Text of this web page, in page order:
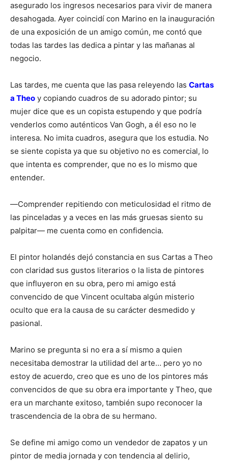
asegurado los ingresos necesarios para vivir de manera
desahogada. Ayer coincidí con Marino en la inauguración
de una exposición de un amigo común, me contó que
todas las tardes las dedica a pintar y las mañanas al
negocio.
Las tardes, me cuenta que las pasa releyendo las Cartas
a Theo y copiando cuadros de su adorado pintor; su
mujer dice que es un copista estupendo y que podría
venderlos como auténticos Van Gogh, a él eso no le
interesa. No imita cuadros, asegura que los estudia. No
se siente copista ya que su objetivo no es comercial, lo
que intenta es comprender, que no es lo mismo que
entender.
―Comprender repitiendo con meticulosidad el ritmo de
las pinceladas y a veces en las más gruesas siento su
palpitar― me cuenta como en confidencia.
El pintor holandés dejó constancia en sus Cartas a Theo
con claridad sus gustos literarios o la lista de pintores
que influyeron en su obra, pero mi amigo está
convencido de que Vincent ocultaba algún misterio
oculto que era la causa de su carácter desmedido y
pasional.
Marino se pregunta si no era a sí mismo a quien
necesitaba demostrar la utilidad del arte… pero yo no
estoy de acuerdo, creo que es uno de los pintores más
convencidos de que su obra era importante y Theo, que
era un marchante exitoso, también supo reconocer la
trascendencia de la obra de su hermano.
Se define mi amigo como un vendedor de zapatos y un
pintor de media jornada y con tendencia al delirio,